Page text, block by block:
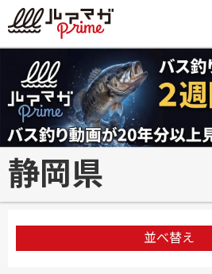
静岡県
並べ替え